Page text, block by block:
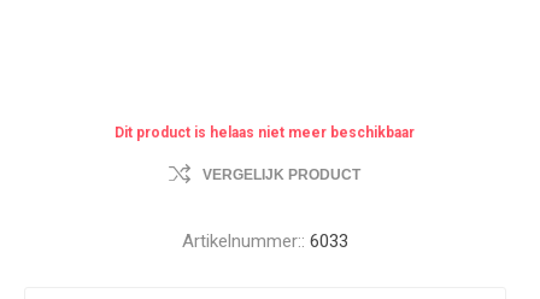
Dit product is helaas niet meer beschikbaar
VERGELIJK PRODUCT
Artikelnummer:: 6033